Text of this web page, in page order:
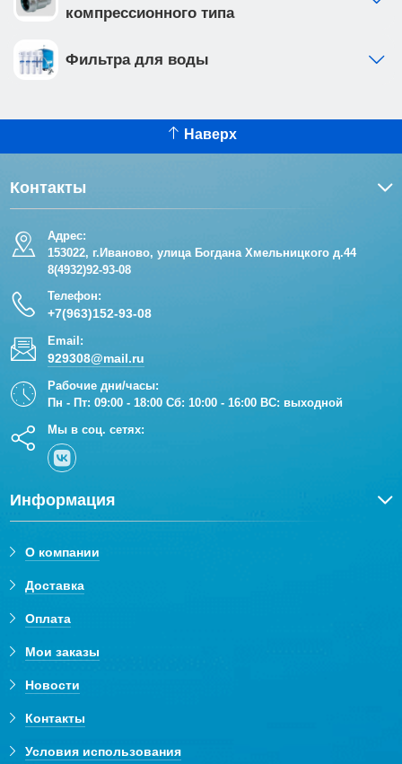
компрессионного типа
Фильтра для воды
Наверх
Контакты
Адрес:
153022, г.Иваново, улица Богдана Хмельницкого д.44
8(4932)92-93-08
Телефон:
+7(963)152-93-08
Email:
929308@mail.ru
Рабочие дни/часы:
Пн - Пт: 09:00 - 18:00 Сб: 10:00 - 16:00 ВС: выходной
Мы в соц. сетях:
Информация
О компании
Доставка
Оплата
Мои заказы
Новости
Контакты
Условия использования